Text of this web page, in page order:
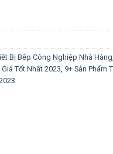
Bị Bếp Công Nghiệp Nhà Hàng
Tốt Nhất 2023, 9+ Sản Phẩm